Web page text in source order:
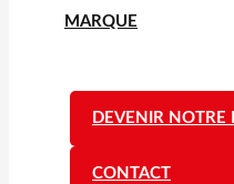
MARQUE
DEVENIR NOTRE
CONTACT